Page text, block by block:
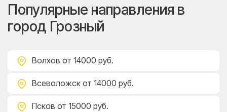
Популярные направления в
город Грозный
Волхов от 14000 руб.
Всеволожск от 14000 руб.
Псков от 15000 руб.